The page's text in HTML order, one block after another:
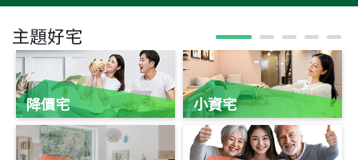
主題好宅
降價宅 小資宅